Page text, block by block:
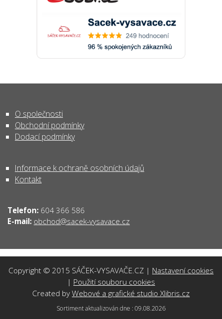
O společnosti
Obchodní podmínky
Dodací podmínky
Informace k ochraně osobních údajů
Kontakt
Telefon: 604 366 586
E-mail: obchod@sacek-vysavace.cz
Copyright © 2015 SÁČEK-VYSAVAČE.CZ | Nastavení cookies
| Použití souboru cookies
Created byWebové a grafické studio Xlibris.cz
Sortiment aktualizován dne : 09.08.2026